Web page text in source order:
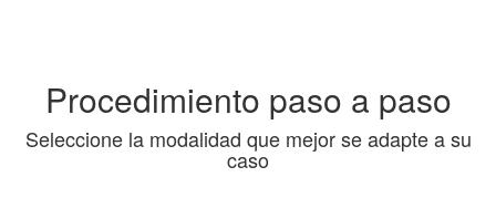
Procedimiento paso a paso
Seleccione la modalidad que mejor se adapte a su
caso